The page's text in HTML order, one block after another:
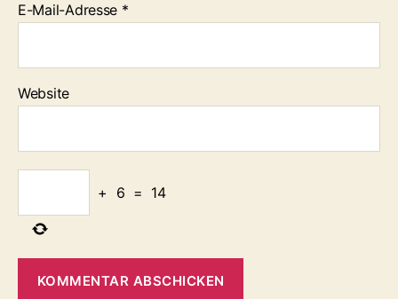
t
E-Mail-Adresse *
Website
+ 6 = 14